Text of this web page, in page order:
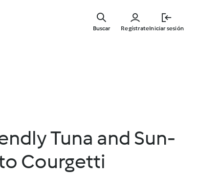
RegístrateIniciar sesión
Buscar
Tuna and Sun-
Courgetti